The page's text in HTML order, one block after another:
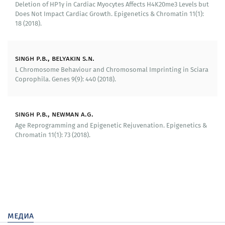
Для получения фрагментов генов деметилаз H3K9 и
генов метилаз Н3К9 и Н4К20 проведен
биоинформатический поиск в черновой сборке
гена Drosophila melanogaster было обнаружено от 1
до 5 гомологов в геноме P. citri. Получение
фрагментов генов для дальнейшего получения
последовательности промотора РНК-полимеразы
фага T7. В качестве матрицы для ПЦР была
использована геномная ДНК P. citri или препарат
из двух модельных организмов, подготовленные для
Deletion of HP1γ in Cardiac Myocytes Affects H4K20me3 Levels but
Does Not Impact Cardiac Growth. Epigenetics & Chromatin 11(1):
18 (2018).
singh p.b., belyakin s.n.
L Chromosome Behaviour and Chromosomal Imprinting in Sciara
Coprophila. Genes 9(9): 440 (2018).
singh p.b., newman a.g.
Age Reprogramming and Epigenetic Rejuvenation. Epigenetics &
Chromatin 11(1): 73 (2018).
медиа